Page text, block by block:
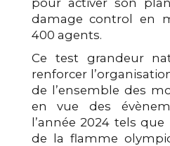
pour activer son
damage control en
400 agents.
Ce test grandeur
renforcer
de l’ensemble des
en vue des
l’année 2024 tels
de la flamme